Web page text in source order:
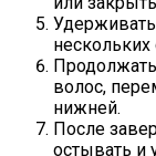
нескольких
волос,
нижней.
После
остывать и